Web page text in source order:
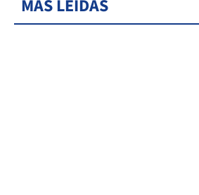
MÁS LEÍDAS